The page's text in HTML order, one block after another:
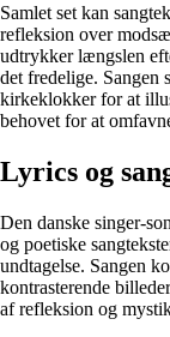
Samlet set kan
refleksion over
udtrykker længslen
det fredelige. Sangen
kirkeklokker for at
behovet for at
Lyrics og
Den danske singer-
og poetiske
undtagelse. Sangen
kontrasterende
af refleksion og